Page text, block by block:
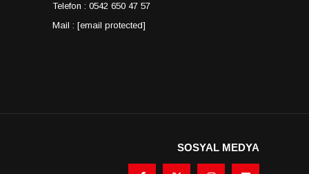
Telefon : 0542 650 47 57
Mail : [email protected]
SOSYAL MEDYA